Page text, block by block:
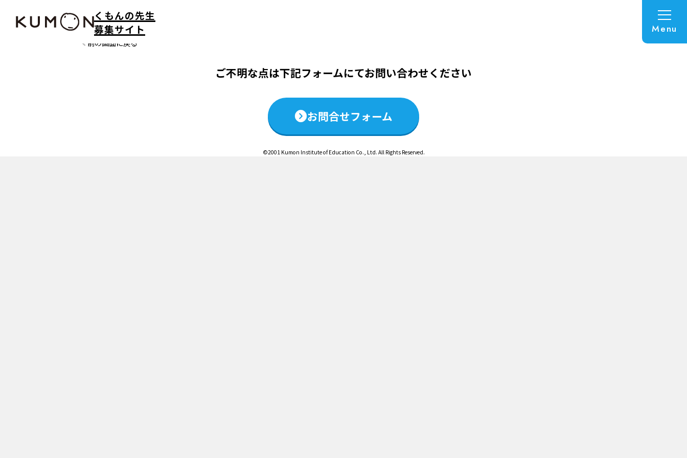
くもんの先生
募集サイト
Menu
前の画面に戻る
ご不明な点は下記フォームにてお問い合わせください
お問合せフォーム
©2001 Kumon Institute of Education Co., Ltd. All Rights Reserved.